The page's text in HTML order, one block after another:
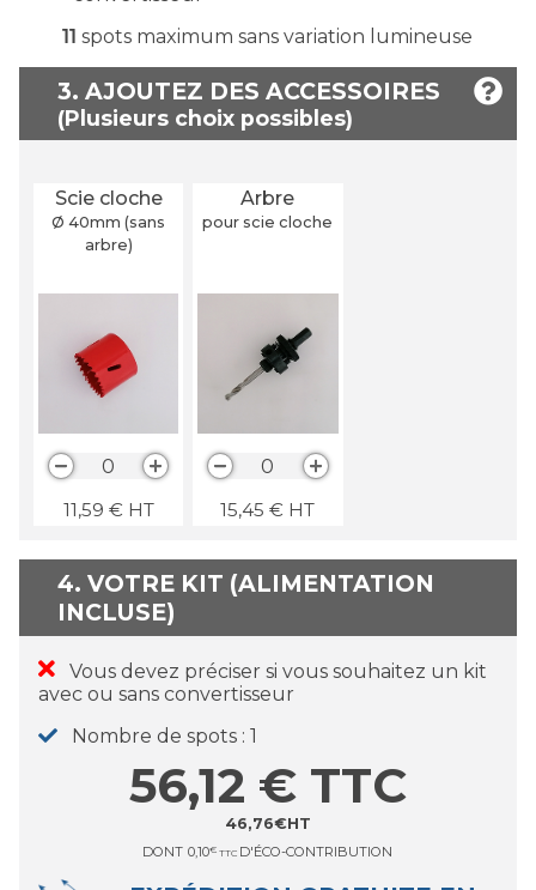
11 spots maximum sans variation lumineuse
3. AJOUTEZ DES ACCESSOIRES
Scie cloche
Ø 40mm (sans
arbre)
0
11,59 € HT
Arbre
pour scie cloche
0
15,45 € HT
4. VOTRE KIT (ALIMENTATION
INCLUSE)
Vous devez préciser si vous souhaitez un kit
avec ou sans convertisseur
Nombre de spots 1
46,76€HT
56,12 € TTC
DONT 0,10€ TTC D'ÉCO-CONTRIBUTION